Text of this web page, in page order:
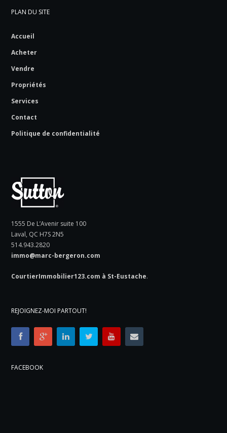
PLAN DU SITE
Accueil
Acheter
Vendre
Propriétés
Services
Contact
Politique de confidentialité
1555 De L’Avenir suite 100
Laval, QC H7S 2N5
514.943.2820
immo@marc-bergeron.com
CourtierImmobilier123.com à St-Eustache.
REJOIGNEZ-MOI PARTOUT!
FACEBOOK